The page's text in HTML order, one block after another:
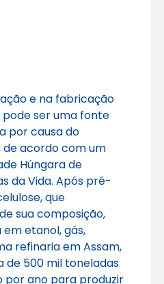
e na fabricação
ser uma fonte
por causa do
acordo com um
Húngara de
da Vida. Após pré-
que
sua composição,
etanol, gás,
refinaria em Assam,
de 500 mil toneladas
ano para produzir